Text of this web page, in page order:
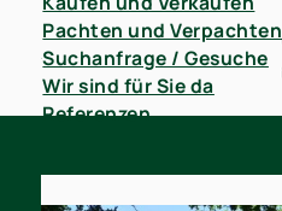
Pachten und Verpachten
Suchanfrage / Gesuche
Wir sind für Sie da
Referenzen